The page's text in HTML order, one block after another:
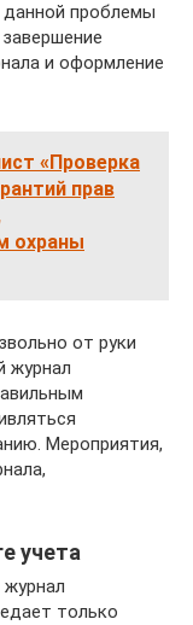
проблемы
и оформление
«Проверка
прав
охраны
от руки
журнал
Мероприятия,
учета
только